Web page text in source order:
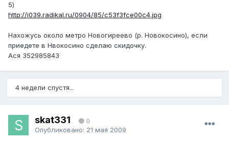
5)
http://i039.radikal.ru/0904/85/c53f3fce00c4.jpg
Нахожусь около метро Новогиреево (р. Новокосино), если
приедете в Нвокосино сделаю скидочку.
Ася 352985843
4 недели спустя...
skat331 0
Опубликовано: 21 мая 2009